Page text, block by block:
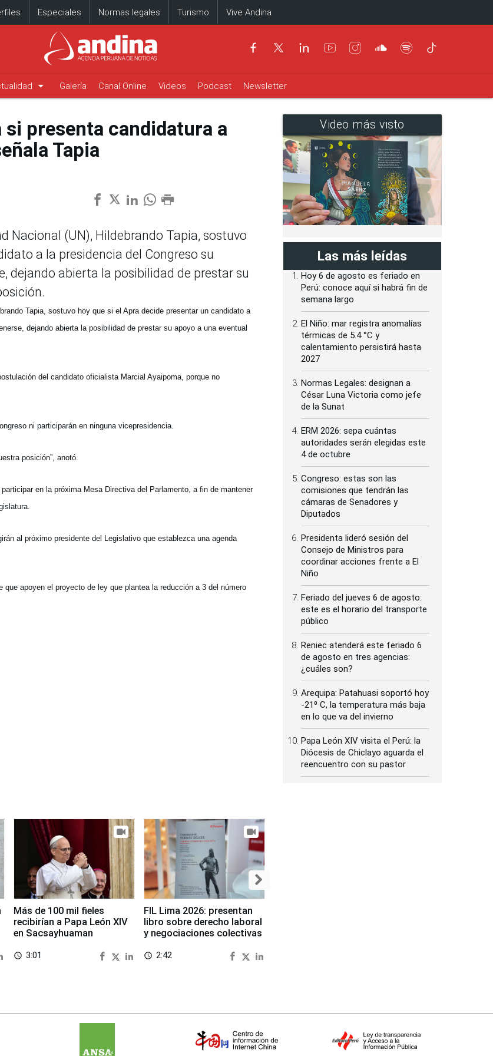
Especiales Normas legales Turismo Vive Andina
arrow_drop_down Galería Canal Online Videos Podcast Newsletter
si presenta candidatura a
Tapia
Nacional (UN), Hildebrando Tapia, sostuvo
a la presidencia del Congreso su
dejando abierta la posibilidad de prestar su
Tapia, sostuvo hoy que si el Apra decide presentar un candidato a
dejando abierta la posibilidad de prestar su apoyo a una eventual
del candidato oficialista Marcial Ayaipoma, porque no
ni participarán en ninguna vicepresidencia.
posición”, anotó.
en la próxima Mesa Directiva del Parlamento, a fin de mantener
al próximo presidente del Legislativo que establezca una agenda
apoyen el proyecto de ley que plantea la reducción a 3 del número
Más de 100 mil fieles
recibirían a Papa León XIV
en Sacsayhuaman
access_time 3:01
FIL Lima 2026: presentan
libro sobre derecho laboral
y negociaciones colectivas
access_time 2:42
Video más visto
Las más leídas
Hoy 6 de agosto es feriado en
Perú: conoce aquí si habrá fin de
semana largo
El Niño: mar registra anomalías
térmicas de 5.4 °C y
calentamiento persistirá hasta
2027
Normas Legales: designan a
César Luna Victoria como jefe
de la Sunat
ERM 2026: sepa cuántas
autoridades serán elegidas este
4 de octubre
Congreso: estas son las
comisiones que tendrán las
cámaras de Senadores y
Diputados
Presidenta lideró sesión del
Consejo de Ministros para
coordinar acciones frente a El
Niño
Feriado del jueves 6 de agosto:
este es el horario del transporte
público
Reniec atenderá este feriado 6
de agosto en tres agencias:
¿cuáles son?
Arequipa: Patahuasi soportó hoy
-21⁰ C, la temperatura más baja
en lo que va del invierno
Papa León XIV visita el Perú: la
Diócesis de Chiclayo aguarda el
reencuentro con su pastor